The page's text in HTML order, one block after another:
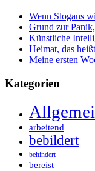
Wenn Slogans
Grund zur
Künstliche
Heimat, das
Meine ersten
Kategorien
arbeitend
bebildert
behindert
bereist